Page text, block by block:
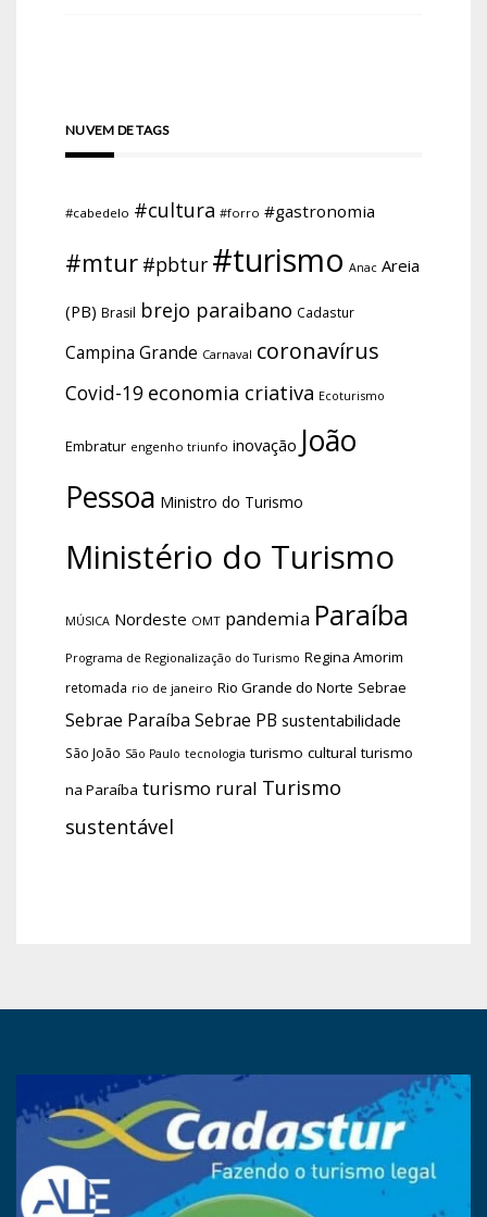
NUVEM DE TAGS
#cabedelo #cultura #forro #gastronomia
#mtur #pbtur #turismo Anac Areia
(PB) Brasil brejo paraibano Cadastur
Campina Grande Carnaval coronavírus
Covid-19 economia criativa Ecoturismo
Embratur engenho triunfo inovação João
Pessoa Ministro do Turismo
Ministério do Turismo
MÚSICA Nordeste OMT pandemia Paraíba
Programa de Regionalização do Turismo Regina Amorim
retomada rio de janeiro Rio Grande do Norte Sebrae
Sebrae Paraíba Sebrae PB sustentabilidade
São João São Paulo tecnologia turismo cultural turismo
na Paraíba turismo rural Turismo
sustentável